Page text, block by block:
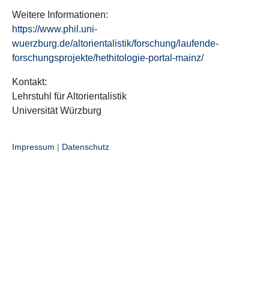
Weitere Informationen:
https://www.phil.uni-
wuerzburg.de/altorientalistik/forschung/laufende-
forschungsprojekte/hethitologie-portal-mainz/
Kontakt:
Lehrstuhl für Altorientalistik
Universität Würzburg
Impressum | Datenschutz